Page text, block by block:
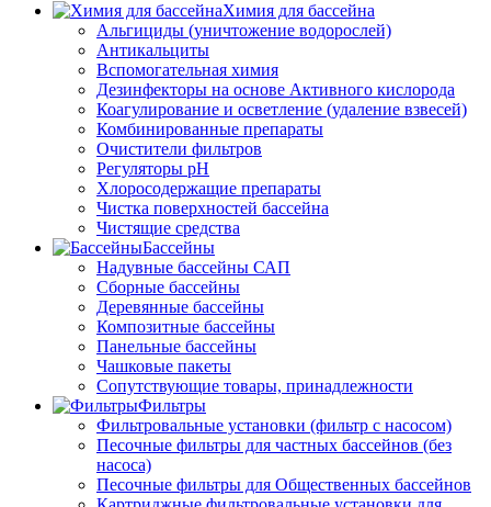
Химия для бассейна
Альгициды (уничтожение водорослей)
Антикальциты
Вспомогательная химия
Дезинфекторы на основе Активного кислорода
Коагулирование и осветление (удаление взвесей)
Комбинированные препараты
Очистители фильтров
Регуляторы pH
Хлоросодержащие препараты
Чистка поверхностей бассейна
Чистящие средства
Бассейны
Надувные бассейны САП
Сборные бассейны
Деревянные бассейны
Композитные бассейны
Панельные бассейны
Чашковые пакеты
Сопутствующие товары, принадлежности
Фильтры
Фильтровальные установки (фильтр с насосом)
Песочные фильтры для частных бассейнов (без
насоса)
Песочные фильтры для Общественных бассейнов